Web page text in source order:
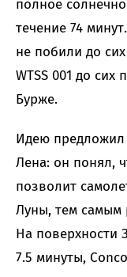
полное
течение 74
не побили до
WTSS 001 до
Бурже.
Идею предложил
Лена: он понял,
позволит
Луны, тем самым
На поверхности
7.5 минуты,